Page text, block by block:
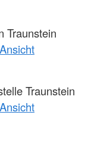
Traunstein
Traunstein